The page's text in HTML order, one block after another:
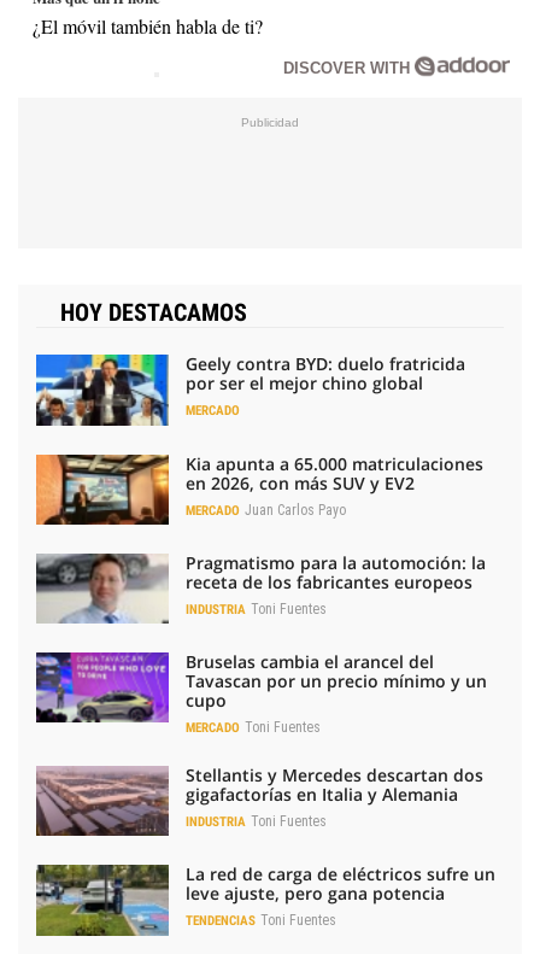
¿El móvil también habla de ti?
DISCOVER WITH
HOY DESTACAMOS
Geely contra BYD: duelo fratricida
por ser el mejor chino global
MERCADO
Kia apunta a 65.000 matriculaciones
en 2026, con más SUV y EV2
MERCADO Juan Carlos Payo
Pragmatismo para la automoción: la
receta de los fabricantes europeos
INDUSTRIA Toni Fuentes
Bruselas cambia el arancel del
Tavascan por un precio mínimo y un
cupo
MERCADO Toni Fuentes
Stellantis y Mercedes descartan dos
gigafactorías en Italia y Alemania
INDUSTRIA Toni Fuentes
La red de carga de eléctricos sufre un
leve ajuste, pero gana potencia
TENDENCIAS Toni Fuentes